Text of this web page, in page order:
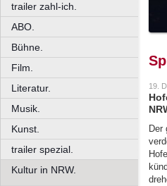
trailer zahl-ich.
ABO.
Bühne.
Film.
Literatur.
Musik.
Kunst.
trailer spezial.
Kultur in NRW.
19.
Der